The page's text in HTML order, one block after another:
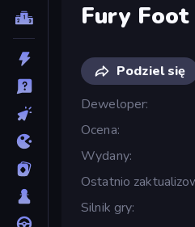
Fury Foot
Podziel się
Deweloper
Ocena
Wydany
Ostatnio
Silnik gry